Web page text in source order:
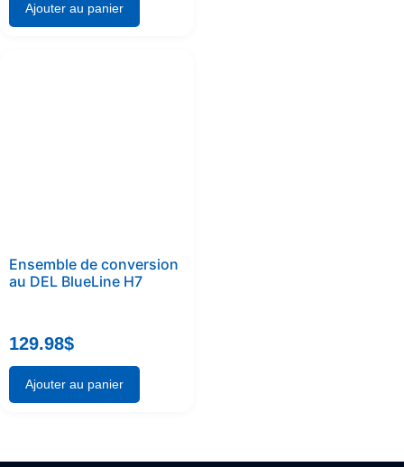
Ajouter au panier
Ensemble de conversion
au DEL BlueLine H7
129.98$
Ajouter au panier